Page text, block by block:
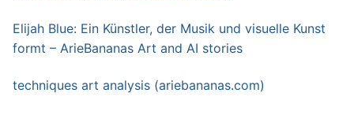
Elijah Blue: Ein Künstler, der Musik und visuelle Kunst
formt – ArieBananas Art and AI stories
techniques art analysis (ariebananas.com)